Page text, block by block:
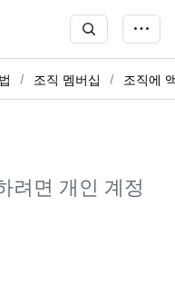
조직 멤버십 조직에
려면 개인 계정